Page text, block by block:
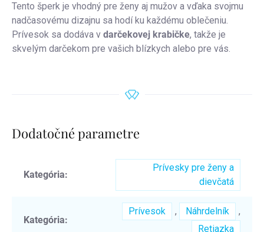
Tento šperk je vhodný pre ženy aj mužov a vďaka svojmu
nadčasovému dizajnu sa hodí ku každému oblečeniu.
Prívesok sa dodáva v darčekovej krabičke, takže je
skvelým darčekom pre vašich blízkych alebo pre vás.
Dodatočné parametre
Kategória:
Prívesky pre ženy a
dievčatá
Kategória:
Prívesok , Náhrdelník
,
Retiazka